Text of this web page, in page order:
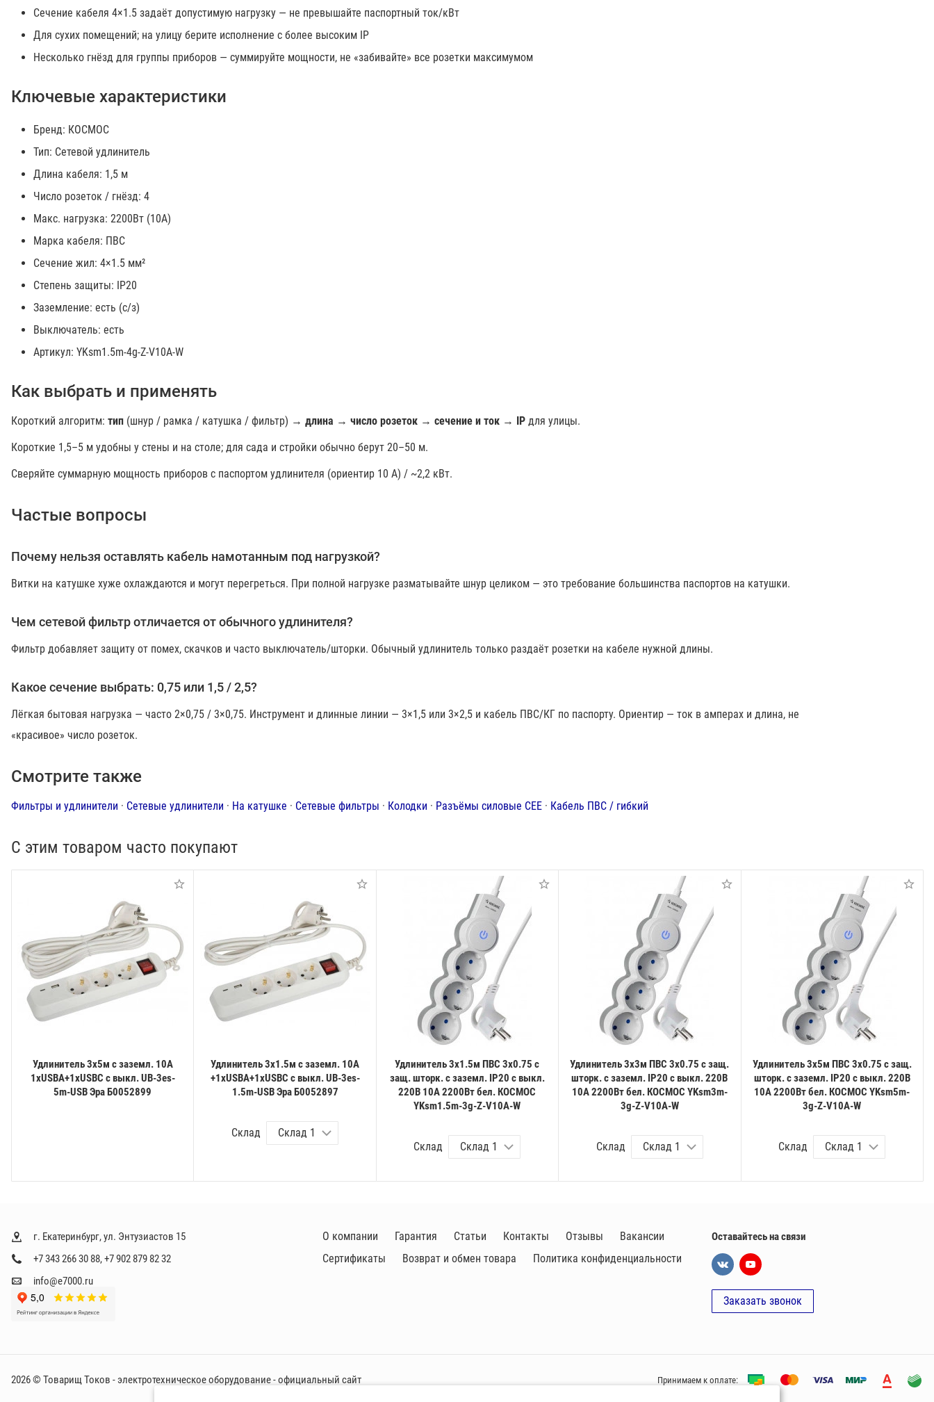
Сечение кабеля 4×1.5 задаёт допустимую нагрузку — не превышайте паспортный ток/кВт
Для сухих помещений; на улицу берите исполнение с более высоким IP
Несколько гнёзд для группы приборов — суммируйте мощности, не «забивайте» все розетки максимумом
Ключевые характеристики
Бренд: КОСМОС
Тип: Сетевой удлинитель
Длина кабеля: 1,5 м
Число розеток / гнёзд: 4
Макс. нагрузка: 2200Вт (10А)
Марка кабеля: ПВС
Сечение жил: 4×1.5 мм²
Степень защиты: IP20
Заземление: есть (с/з)
Выключатель: есть
Артикул: YKsm1.5m-4g-Z-V10A-W
Как выбрать и применять
Короткий алгоритм: тип (шнур / рамка / катушка / фильтр) → длина → число розеток → сечение и ток → IP для улицы.
Короткие 1,5–5 м удобны у стены и на столе; для сада и стройки обычно берут 20–50 м.
Сверяйте суммарную мощность приборов с паспортом удлинителя (ориентир 10 А) / ~2,2 кВт.
Частые вопросы
Почему нельзя оставлять кабель намотанным под нагрузкой?
Витки на катушке хуже охлаждаются и могут перегреться. При полной нагрузке разматывайте шнур целиком — это требование большинства паспортов на катушки.
Чем сетевой фильтр отличается от обычного удлинителя?
Фильтр добавляет защиту от помех, скачков и часто выключатель/шторки. Обычный удлинитель только раздаёт розетки на кабеле нужной длины.
Какое сечение выбрать: 0,75 или 1,5 / 2,5?
Лёгкая бытовая нагрузка — часто 2×0,75 / 3×0,75. Инструмент и длинные линии — 3×1,5 или 3×2,5 и кабель ПВС/КГ по паспорту. Ориентир — ток в амперах и длина, не
«красивое» число розеток.
Смотрите также
Фильтры и удлинители · Сетевые удлинители · На катушке · Сетевые фильтры · Колодки · Разъёмы силовые CEE · Кабель ПВС / гибкий
С этим товаром часто покупают
Удлинитель 3х5м с заземл. 10А
1xUSBA+1xUSBC с выкл. UB-3es-
5m-USB Эра Б0052899
Удлинитель 3х1.5м с заземл. 10А
+1xUSBA+1xUSBC с выкл. UB-3es-
1.5m-USB Эра Б0052897
Склад
Удлинитель 3х1.5м ПВС 3х0.75 с
защ. шторк. с заземл. IP20 с выкл.
220В 10А 2200Вт бел. КОСМОС
YKsm1.5m-3g-Z-V10A-W
Склад
Удлинитель 3х3м ПВС 3х0.75 с защ.
шторк. с заземл. IP20 с выкл. 220В
10А 2200Вт бел. КОСМОС YKsm3m-
3g-Z-V10A-W
Склад
Удлинитель 3х5м ПВС 3х0.75 с защ.
шторк. с заземл. IP20 с выкл. 220В
10А 2200Вт бел. КОСМОС YKsm5m-
3g-Z-V10A-W
Склад
г. Екатеринбург, ул. Энтузиастов 15
+7 343 266 30 88,+7 902 879 82 32
info@e7000.ru
О компании Гарантия Статьи Контакты Отзывы
Вакансии
Сертификаты
Возврат и обмен товара Политика конфиденциальности
Оставайтесь на связи
Заказать звонок
2026 © Товарищ Токов - электротехническое оборудование - официальный сайт Принимаем к оплате: